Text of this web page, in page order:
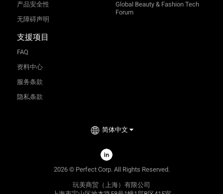
产品安全性
无障碍声明
Global Beauty & Fashion Tech
Forum
支援项目
FAQ
资料中心
服务条款
隐私条款
简体中文
2026 © Perfect Corp. All Rights Reserved.
玩美商贸（上海）有限公司